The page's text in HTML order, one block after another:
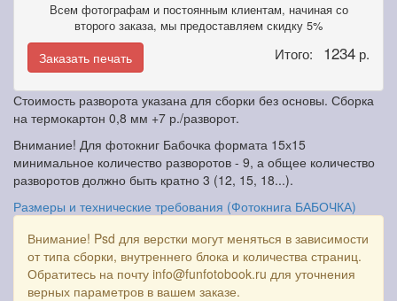
Всем фотографам и постоянным клиентам, начиная со
второго заказа, мы предоставляем скидку 5%
Заказать печать Итого: 1234 р.
Стоимость разворота указана для сборки без основы. Сборка
на термокартон 0,8 мм +7 р./разворот.
Внимание! Для фотокниг Бабочка формата 15х15
минимальное количество разворотов - 9, а общее количество
разворотов должно быть кратно 3 (12, 15, 18...).
Размеры и технические требования (Фотокнига БАБОЧКА)
Внимание! Psd для верстки могут меняться в зависимости
от типа сборки, внутреннего блока и количества страниц.
Обратитесь на почту info@funfotobook.ru для уточнения
верных параметров в вашем заказе.